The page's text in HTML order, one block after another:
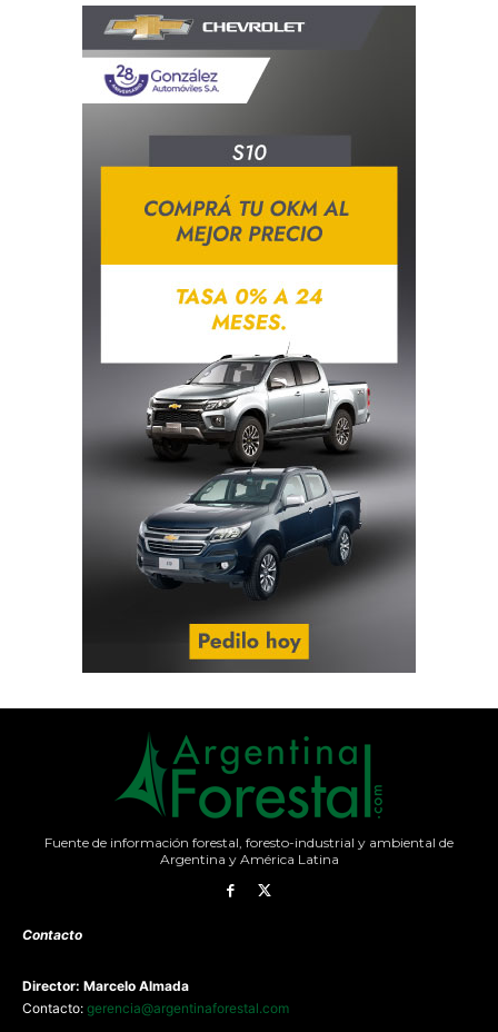
Fuente de información forestal, foresto-industrial y ambiental de
Argentina y América Latina
Contacto
Director: Marcelo Almada
Contacto: gerencia@argentinaforestal.com